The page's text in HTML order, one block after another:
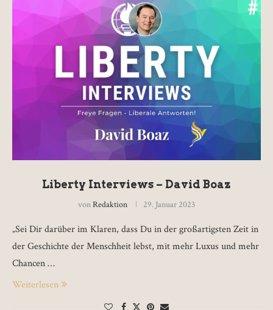
Liberty Interviews – David Boaz
vonRedaktion 29. Januar 2023
„Sei Dir darüber im Klaren, dass Du in der großartigsten Zeit in
der Geschichte der Menschheit lebst, mit mehr Luxus und mehr
Chancen …
Weiterlesen